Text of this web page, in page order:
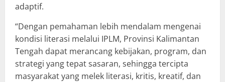
adaptif.
“Dengan pemahaman lebih mendalam mengenai
kondisi literasi melalui IPLM, Provinsi Kalimantan
Tengah dapat merancang kebijakan, program, dan
strategi yang tepat sasaran, sehingga tercipta
masyarakat yang melek literasi, kritis, kreatif, dan